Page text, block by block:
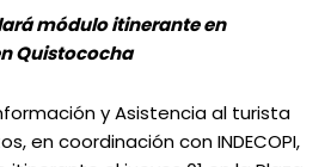
módulo itinerante en
Quistococha
y Asistencia al turista
en coordinación con INDECOPI,